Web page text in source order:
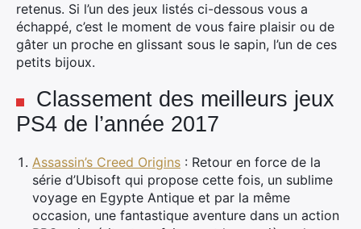
retenus. Si l’un des jeux listés ci-dessous vous a
échappé, c’est le moment de vous faire plaisir ou de
gâter un proche en glissant sous le sapin, l’un de ces
petits bijoux.
Classement des meilleurs jeux
PS4 de l’année 2017
Assassin’s Creed Origins : Retour en force de la
série d’Ubisoft qui propose cette fois, un sublime
voyage en Egypte Antique et par la même
occasion, une fantastique aventure dans un action